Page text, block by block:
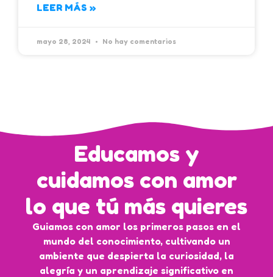
LEER MÁS »
mayo 28, 2024 No hay comentarios
Educamos y
cuidamos con amor
lo que tú más quieres
Guiamos con amor los primeros pasos en el
mundo del conocimiento, cultivando un
ambiente que despierta la curiosidad, la
alegría y un aprendizaje significativo en